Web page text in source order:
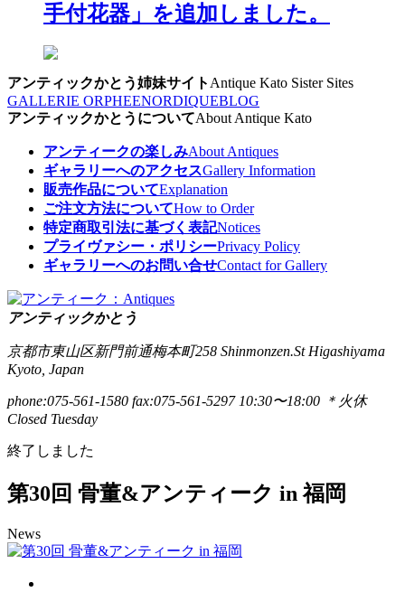
手付花器」を追加しました。
アンティックかとう姉妹サイトAntique Kato Sister Sites
GALLERIE ORPHEENORDIQUEBLOG
アンティックかとうについてAbout Antique Kato
アンティークの楽しみAbout Antiques
ギャラリーへのアクセスGallery Information
販売作品についてExplanation
ご注文方法についてHow to Order
特定商取引法に基づく表記Notices
プライヴァシー・ポリシーPrivacy Policy
ギャラリーへのお問い合せContact for Gallery
アンティックかとう
京都市東山区新門前通梅本町258 Shinmonzen.St Higashiyama
Kyoto, Japan
phone:075-561-1580 fax:075-561-5297 10:30〜18:00 ＊火休
Closed Tuesday
終了しました
第30回 骨董&アンティーク in 福岡
News